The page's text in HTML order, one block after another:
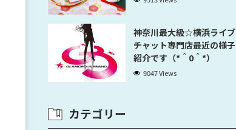
神奈川最大級☆横浜ライブ
チャット専門店最近の様子
紹介です（*＾0＾*）
9047 Views
カテゴリー